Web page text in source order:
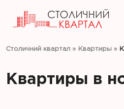
Столичний квартал » Квартиры »
Квартиры в